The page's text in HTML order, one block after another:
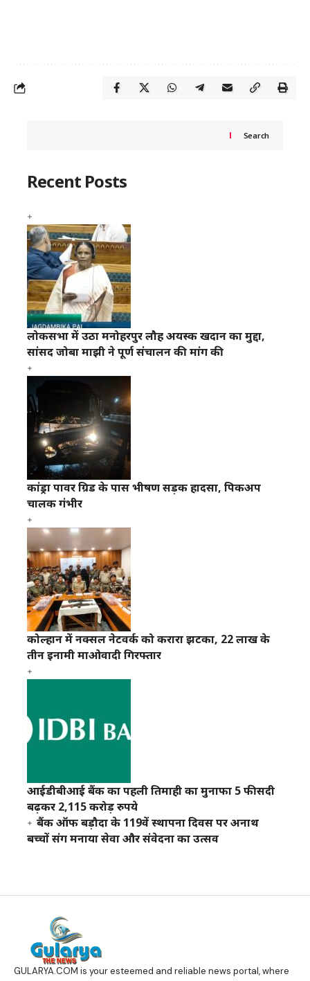
Search
Recent Posts
लोकसभा में उठा मनोहरपुर लौह अयस्क खदान का मुद्दा,
सांसद जोबा माझी ने पूर्ण संचालन की मांग की
कांड्रा पावर ग्रिड के पास भीषण सड़क हादसा, पिकअप
चालक गंभीर
कोल्हान में नक्सल नेटवर्क को करारा झटका, 22 लाख के
तीन इनामी माओवादी गिरफ्तार
आईडीबीआई बैंक का पहली तिमाही का मुनाफा 5 फीसदी
बढ़कर 2,115 करोड़ रुपये
बैंक ऑफ बड़ौदा के 119वें स्थापना दिवस पर अनाथ
बच्चों संग मनाया सेवा और संवेदना का उत्सव
GULARYA.COM is your esteemed and reliable news portal, where